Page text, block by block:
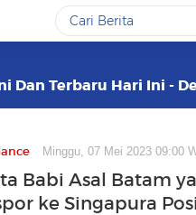
Dan Terbaru Hari Ini -
Minggu, 07 Mei 2023 09:00
Babi Asal Batam
ke Singapura